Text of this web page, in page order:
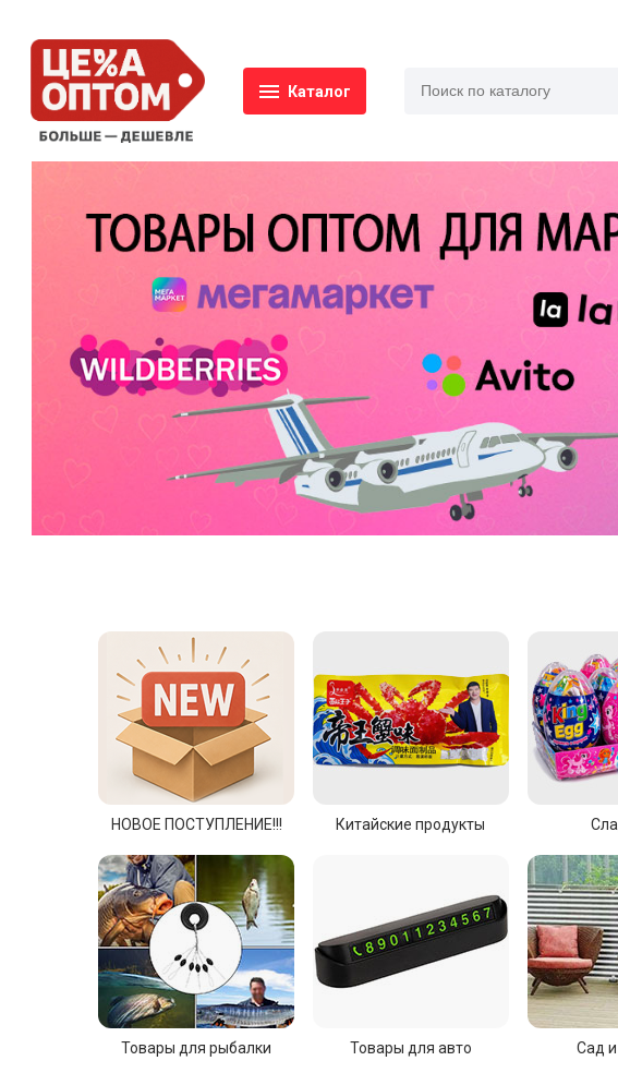
Каталог
НОВОЕ ПОСТУПЛЕНИЕ!!! Китайские продукты
Товары для рыбалки Товары для авто Сад